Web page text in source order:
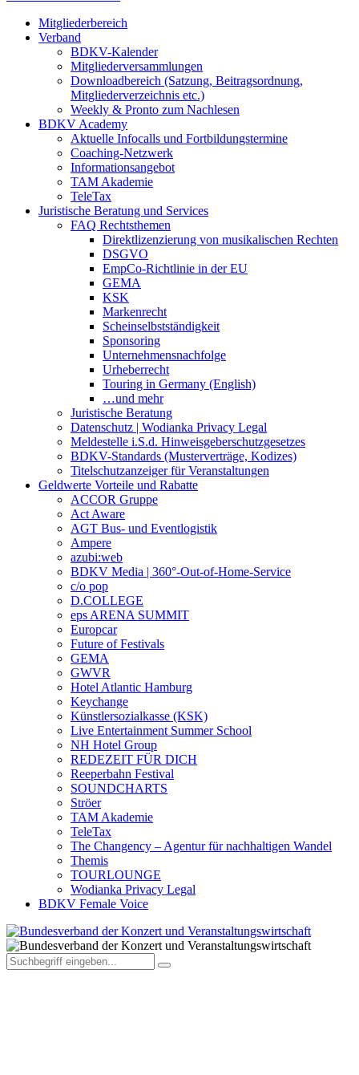
Mitgliederbereich
Verband
BDKV-Kalender
Mitgliederversammlungen
Downloadbereich (Satzung, Beitragsordnung,
Mitgliederverzeichnis etc.)
Weekly & Pronto zum Nachlesen
BDKV Academy
Aktuelle Infocalls und Fortbildungstermine
Coaching-Netzwerk
Informationsangebot
TAM Akademie
TeleTax
Juristische Beratung und Services
FAQ Rechtsthemen
Direktlizenzierung von musikalischen Rechten
DSGVO
EmpCo-Richtlinie in der EU
GEMA
KSK
Markenrecht
Scheinselbstständigkeit
Sponsoring
Unternehmensnachfolge
Urheberrecht
Touring in Germany (English)
…und mehr
Juristische Beratung
Datenschutz | Wodianka Privacy Legal
Meldestelle i.S.d. Hinweisgeberschutzgesetzes
BDKV-Standards (Musterverträge, Kodizes)
Titelschutzanzeiger für Veranstaltungen
Geldwerte Vorteile und Rabatte
ACCOR Gruppe
Act Aware
AGT Bus- und Eventlogistik
Ampere
azubi:web
BDKV Media | 360°-Out-of-Home-Service
c/o pop
D.COLLEGE
eps ARENA SUMMIT
Europcar
Future of Festivals
GEMA
GWVR
Hotel Atlantic Hamburg
Keychange
Künstlersozialkasse (KSK)
Live Entertainment Summer School
NH Hotel Group
REDEZEIT FÜR DICH
Reeperbahn Festival
SOUNDCHARTS
Ströer
TAM Akademie
TeleTax
The Changency – Agentur für nachhaltigen Wandel
Themis
TOURLOUNGE
Wodianka Privacy Legal
BDKV Female Voice